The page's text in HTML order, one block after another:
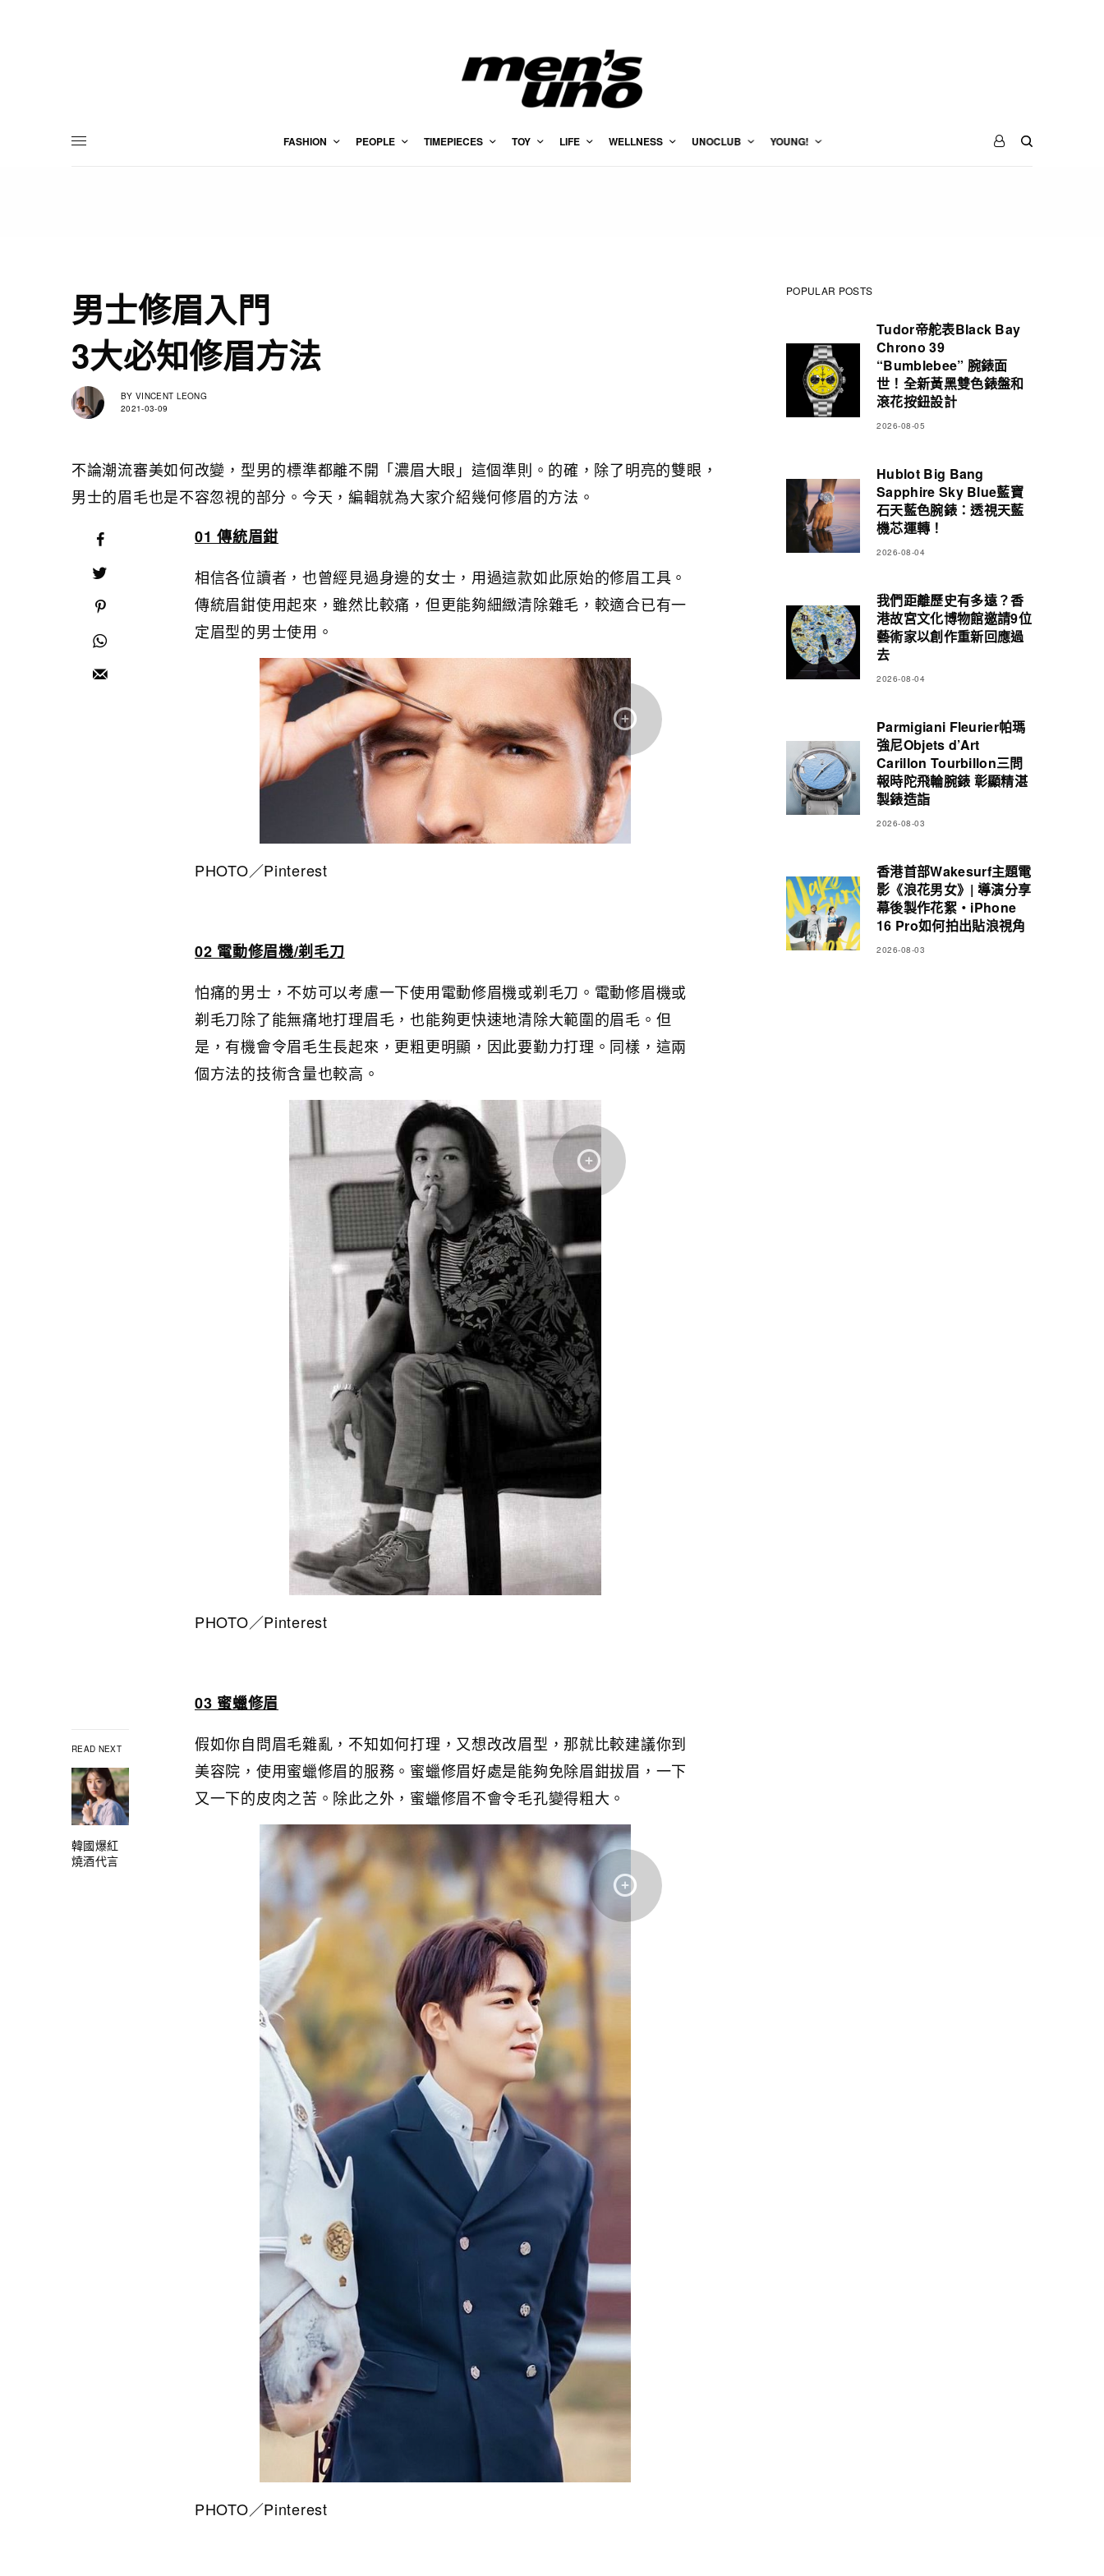
FASHION PEOPLE TIMEPIECES TOY LIFE WELLNESS UNOCLUB YOUNG!
男士修眉入門
3大必知修眉方法
BY VINCENT LEONG
2021-03-09
不論潮流審美如何改變，型男的標準都離不開「濃眉大眼」這個準則。的確，除了明亮的雙眼，
男士的眉毛也是不容忽視的部分。今天，編輯就為大家介紹幾何修眉的方法。
READ NEXT
韓國爆紅
燒酒代言
01 傳統眉鉗
相信各位讀者，也曾經見過身邊的女士，用過這款如此原始的修眉工具。
傳統眉鉗使用起來，雖然比較痛，但更能夠細緻清除雜毛，較適合已有一
定眉型的男士使用。
PHOTO／Pinterest
02 電動修眉機/剃毛刀
怕痛的男士，不妨可以考慮一下使用電動修眉機或剃毛刀。電動修眉機或
剃毛刀除了能無痛地打理眉毛，也能夠更快速地清除大範圍的眉毛。但
是，有機會令眉毛生長起來，更粗更明顯，因此要勤力打理。同樣，這兩
個方法的技術含量也較高。
PHOTO／Pinterest
03 蜜蠟修眉
假如你自問眉毛雜亂，不知如何打理，又想改改眉型，那就比較建議你到
美容院，使用蜜蠟修眉的服務。蜜蠟修眉好處是能夠免除眉鉗拔眉，一下
又一下的皮肉之苦。除此之外，蜜蠟修眉不會令毛孔變得粗大。
PHOTO／Pinterest
POPULAR POSTS
Tudor帝舵表Black Bay
Chrono 39
“Bumblebee” 腕錶面
世！全新黃黑雙色錶盤和
滾花按鈕設計
2026-08-05
Hublot Big Bang
Sapphire Sky Blue藍寶
石天藍色腕錶：透視天藍
機芯運轉！
2026-08-04
我們距離歷史有多遠？香
港故宮文化博物館邀請9位
藝術家以創作重新回應過
去
2026-08-04
Parmigiani Fleurier帕瑪
強尼Objets d’Art
Carillon Tourbillon三問
報時陀飛輪腕錶 彰顯精湛
製錶造詣
2026-08-03
香港首部Wakesurf主題電
影《浪花男女》| 導演分享
幕後製作花絮・iPhone
16 Pro如何拍出貼浪視角
2026-08-03